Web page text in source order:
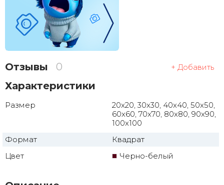
Отзывы 0 + Добавить
Характеристики
Размер
20x20, 30x30, 40x40, 50x50,
60x60, 70x70, 80x80, 90x90,
100x100
Формат
Квадрат
Цвет
Черно-белый